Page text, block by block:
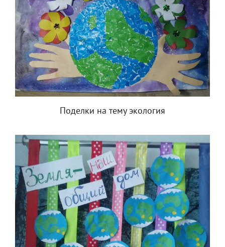
Поделки на тему экология